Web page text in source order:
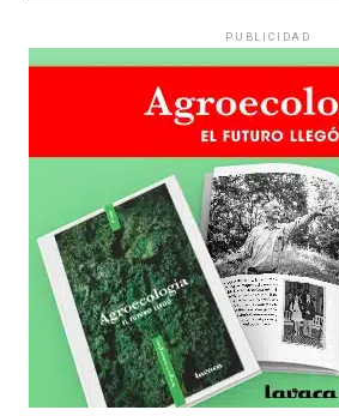
PUBLICIDAD